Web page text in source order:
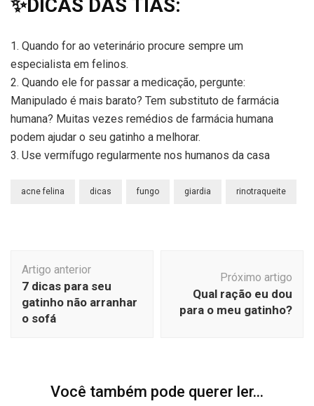
✨DICAS DAS TIAS:
1. Quando for ao veterinário procure sempre um
especialista em felinos.
2. Quando ele for passar a medicação, pergunte:
Manipulado é mais barato? Tem substituto de farmácia
humana? Muitas vezes remédios de farmácia humana
podem ajudar o seu gatinho a melhorar.
3. Use vermífugo regularmente nos humanos da casa
acne felina dicas fungo giardia rinotraqueite
de
post
Artigo anterior
7 dicas para seu
gatinho não arranhar
o sofá
Próximo artigo
Qual ração eu dou
para o meu gatinho?
Você também pode querer ler...